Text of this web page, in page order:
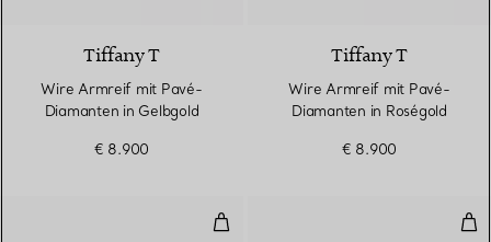
Tiffany T
Wire Armreif mit Pavé-
Diamanten in Gelbgold
€ 8.900
Tiffany T
Wire Armreif mit Pavé-
Diamanten in Roségold
€ 8.900
Armreif in Gelbgold mit Pavé-